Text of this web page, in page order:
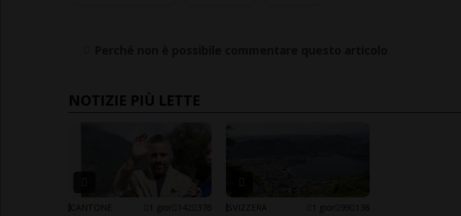
NOTIZIE PIÙ LETTE
CANTONE 1 gior 142 376 SVIZZERA 1 gior 99 138